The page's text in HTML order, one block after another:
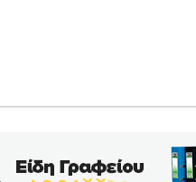
στη συσκευή σας και